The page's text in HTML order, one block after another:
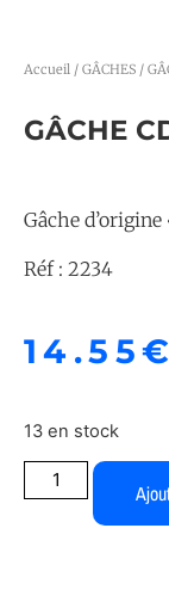
Accueil / GÂCHES /
GÂCHE
Gâche
Réf : 2234
14.55€
13 en stock